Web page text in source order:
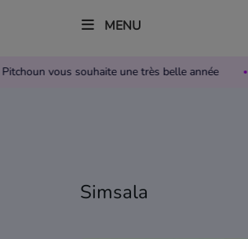
MENU
Pitchoun vous souhaite une très belle année
Simsala